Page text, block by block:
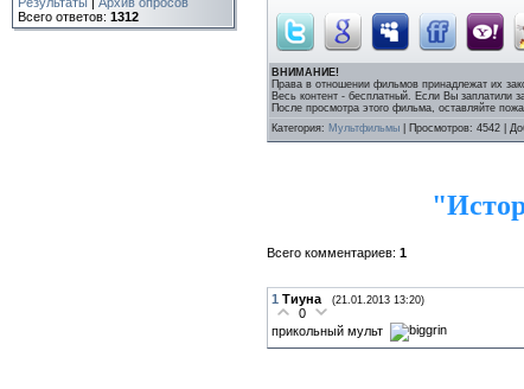
Всего ответов: 1312
ВНИМАНИЕ!
Права в отношении фильмов принадлежат их
Весь контент - бесплатный. Если Вы заплатили
После просмотра этого фильма, оставляйте
Категория: Мультфильмы Просмотров: 4542 |
Всего комментариев: 1
1 Тиуна (21.01.2013 13:20)
0
прикольный мульт